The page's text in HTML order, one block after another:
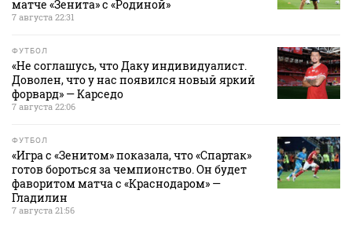
матче «Зенита» с «Родиной»
7 августа 22:31
ФУТБОЛ
«Не соглашусь, что Даку индивидуалист.
Доволен, что у нас появился новый яркий
форвард» — Карседо
7 августа 22:06
ФУТБОЛ
«Игра с «Зенитом» показала, что «Спартак»
готов бороться за чемпионство. Он будет
фаворитом матча с «Краснодаром» —
Гладилин
7 августа 21:56